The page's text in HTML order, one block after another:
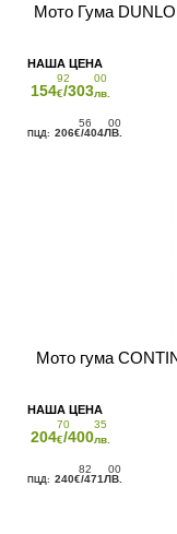
Мото Гума
154
92
€/303
00
лв.
206
56
€/404
00
ЛВ.
Мото гума
204
70
€/400
35
лв.
240
82
€/471
00
ЛВ.